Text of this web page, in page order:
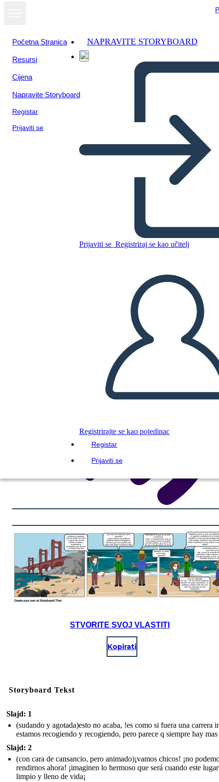
Početna Stranica
Resursi
Cijena
Napravite Storyboard
Registar
Prijaviti se
NAPRAVITE STORYBOARD
Prijaviti se Registriraj se kao učitelj
Registrirajte se kao pojedinac
Registar
Prijaviti se
REPRODUCIRAJ DIJAPROJEKCIJU
ČITAJ MI
Prikaži kao
dijaprojekciju
STVORITE SVOJ VLASTITI
Kopirati
Storyboard Tekst
Slajd: 1
(sudando y agotada)esto no acaba, !es como si fuera una carrera
estamos recogiendo y recogiendo, pero parece q siempre hay mas
Slajd: 2
(con cara de cansancio, pero animado)¡vamos chicos! ¡no
rendirnos ahora! ¡imaginen lo hermoso que será cuando este
limpio y lleno de vida¡